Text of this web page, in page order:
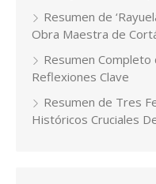
Resumen de
Obra Maestra de
Resumen Completo
Reflexiones Clave
Resumen de Tres
Históricos Cruciales